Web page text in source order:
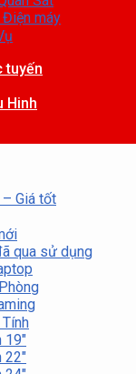
máy
tuyến
Hinh
– Giá tốt
qua sử dụng
19″
22″